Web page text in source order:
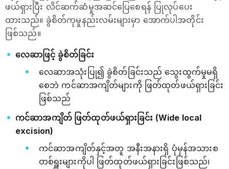
ဖယ်ရှားပြီး လိင်ဆက်ဆံမှုအဆင်ပြေစေရန် ပြုလုပ်ပေး
ထားသည်။ ခွဲစိတ်ကုမှုနည်းလမ်းများမှာ အောက်ပါအတိုင်း
ဖြစ်သည်။
လေဆာဖြင့် ခွဲစိတ်ခြင်း
လေဆာအသုံးပြု၍ ခွဲစိတ်ခြင်းသည် သွေးထွက်မှုမရှိ
စေဘဲ ကင်ဆာအကျိတ်များကို ဖြတ်ထုတ်ဖယ်ရှားခြင်း
ဖြစ်သည်
ကင်ဆာအကျိတ် ဖြတ်ထုတ်ဖယ်ရှားခြင်း (Wide local
excision)
ကင်ဆာအကျိတ်နှင့်အတူ အနီးအနားရှိ ပုံမှန်အသားစ
တစ်ရှူးများကိုပါ ဖြတ်ထုတ်ဖယ်ရှားခြင်းဖြစ်သည်၊